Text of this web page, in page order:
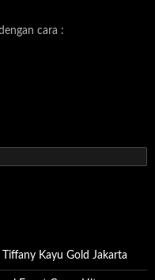
cara :
Kayu Gold Jakarta